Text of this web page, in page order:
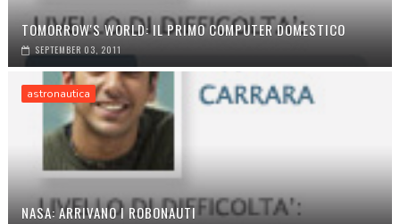
TOMORROW'S WORLD: IL PRIMO COMPUTER DOMESTICO
SEPTEMBER 03, 2011
astronautica
NASA: ARRIVANO I ROBONAUTI